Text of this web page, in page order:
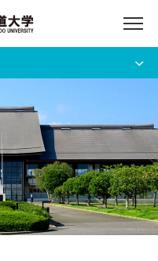
入試資料請求